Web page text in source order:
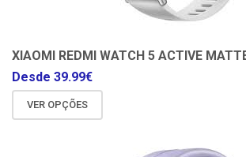
XIAOMI REDMI WATCH 5 ACTIVE
Desde 39.99€
VER OPÇÕES